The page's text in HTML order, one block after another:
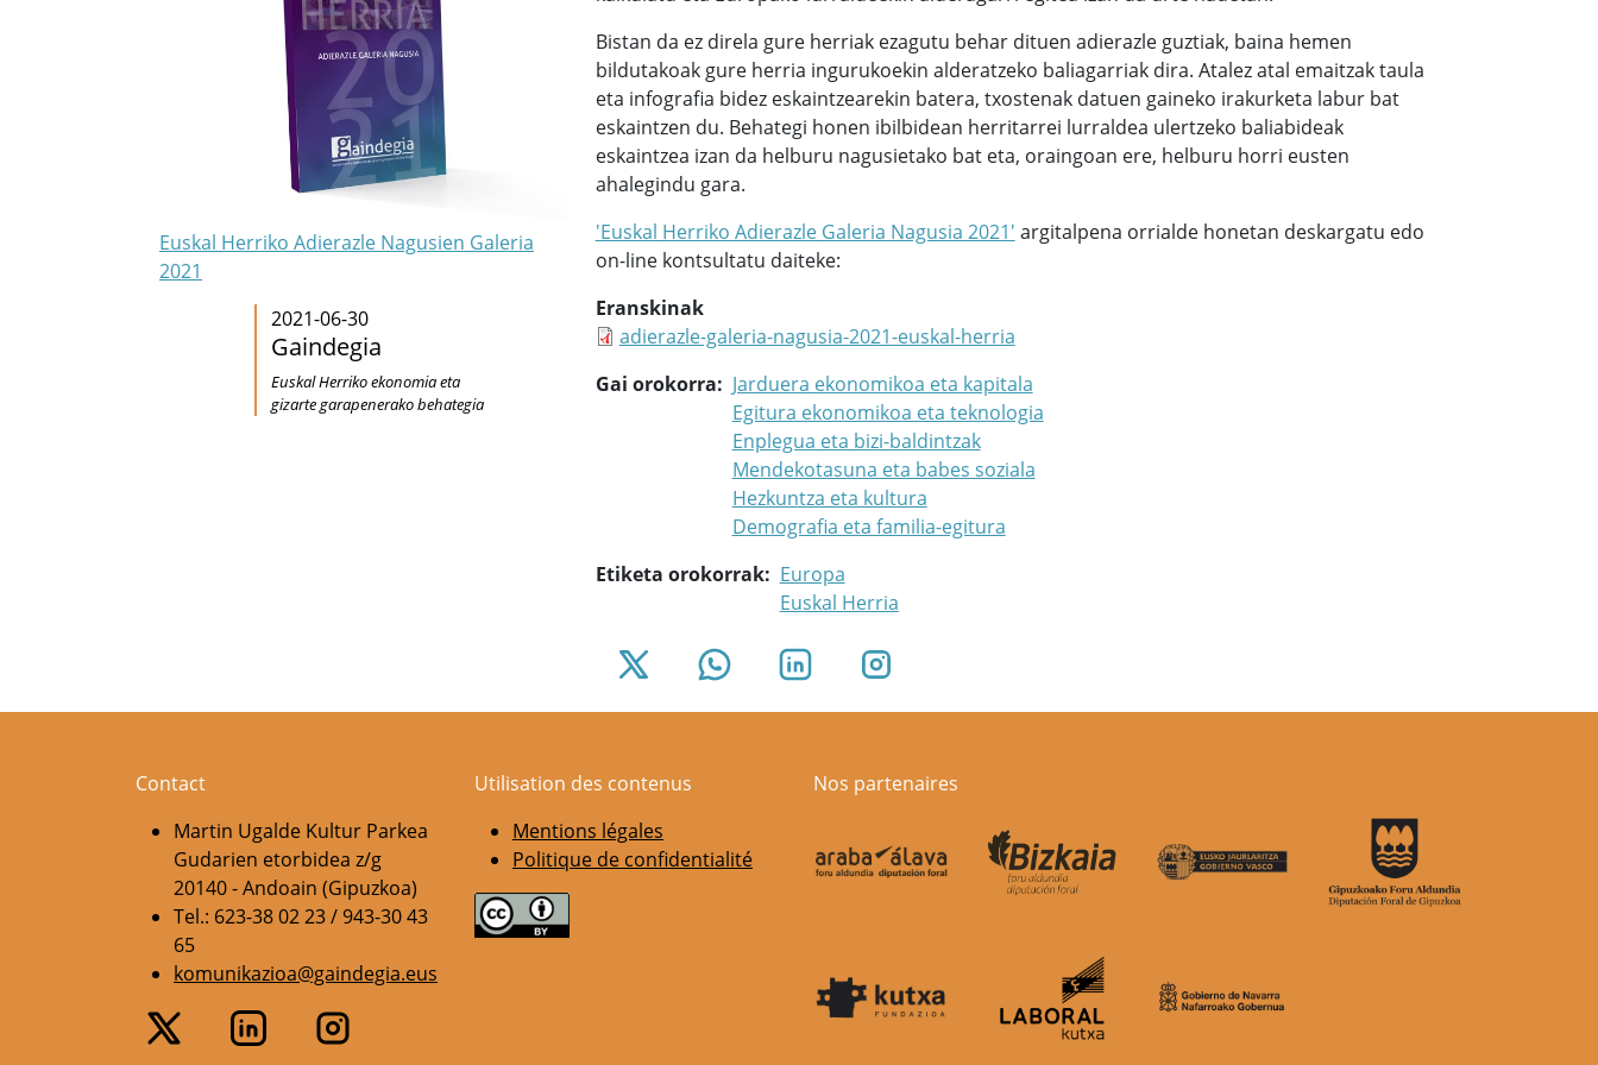
Euskal Herriko Adierazle Nagusien Galeria
2021
2021-06-30
Gaindegia
Euskal Herriko ekonomia eta
gizarte garapenerako behategia
Bistan da ez direla gure herriak ezagutu behar dituen adierazle guztiak, baina hemen
bildutakoak gure herria ingurukoekin alderatzeko baliagarriak dira. Atalez atal emaitzak taula
eta infografia bidez eskaintzearekin batera, txostenak datuen gaineko irakurketa labur bat
eskaintzen du. Behategi honen ibilbidean herritarrei lurraldea ulertzeko baliabideak
eskaintzea izan da helburu nagusietako bat eta, oraingoan ere, helburu horri eusten
ahalegindu gara.
'Euskal Herriko Adierazle Galeria Nagusia 2021' argitalpena orrialde honetan deskargatu edo
on-line kontsultatu daiteke:
Eranskinak
adierazle-galeria-nagusia-2021-euskal-herria
Gai orokorra
Jarduera ekonomikoa eta kapitala
Egitura ekonomikoa eta teknologia
Enplegua eta bizi-baldintzak
Mendekotasuna eta babes soziala
Hezkuntza eta kultura
Demografia eta familia-egitura
Etiketa orokorrak
Europa
Euskal Herria
Contact
Martin Ugalde Kultur Parkea
Gudarien etorbidea z/g
20140 - Andoain (Gipuzkoa)
Tel.: 623-38 02 23 / 943-30 43
65
komunikazioa@gaindegia.eus
Utilisation des contenus
Mentions légales
Politique de confidentialité
Nos partenaires